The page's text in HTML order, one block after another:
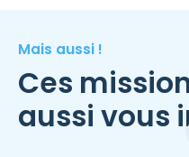
Mais aussi !
Ces
aussi vous